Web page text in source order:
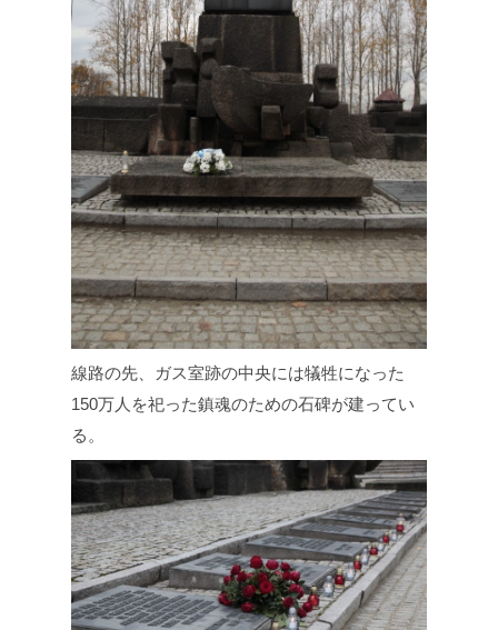
線路の先、ガス室跡の中央には犠牲になった
150万人を祀った鎮魂のための石碑が建ってい
る。